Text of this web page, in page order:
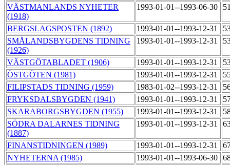
VÄSTMANLANDS NYHETER
(1918)
1993-01-01--1993-06-30
BERGSLAGSPOSTEN (1892) 1993-01-01--1993-12-31
SMÅLANDSBYGDENS TIDNING
(1926)
1993-01-01--1993-12-31
VÄSTGÖTABLADET (1906) 1993-01-01--1993-12-31
ÖSTGÖTEN (1981)
1993-01-01--1993-12-31
FILIPSTADS TIDNING (1959)
1983-01-02--1993-12-31
FRYKSDALSBYGDEN (1941)
1993-01-01--1993-12-31
SKARABORGSBYGDEN (1955)
1993-01-01--1993-12-31
SÖDRA DALARNES TIDNING
(1887)
1993-01-01--1993-12-31
FINANSTIDNINGEN (1989) 1993-01-01--1993-12-31
NYHETERNA (1985)
1993-01-01--1993-06-30